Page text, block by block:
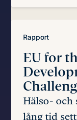
Rapport
EU for
Hälso- och
lång tid